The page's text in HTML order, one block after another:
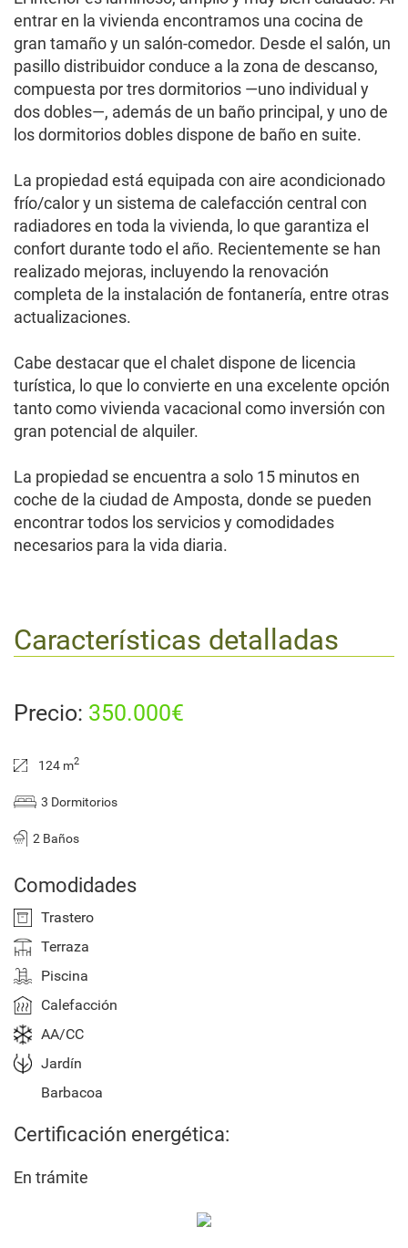
entrar en la vivienda encontramos una cocina de
gran tamaño y un salón-comedor. Desde el salón, un
pasillo distribuidor conduce a la zona de descanso,
compuesta por tres dormitorios —uno individual y
dos dobles—, además de un baño principal, y uno de
los dormitorios dobles dispone de baño en suite.
La propiedad está equipada con aire acondicionado
frío/calor y un sistema de calefacción central con
radiadores en toda la vivienda, lo que garantiza el
confort durante todo el año. Recientemente se han
realizado mejoras, incluyendo la renovación
completa de la instalación de fontanería, entre otras
actualizaciones.
Cabe destacar que el chalet dispone de licencia
turística, lo que lo convierte en una excelente opción
tanto como vivienda vacacional como inversión con
gran potencial de alquiler.
La propiedad se encuentra a solo 15 minutos en
coche de la ciudad de Amposta, donde se pueden
encontrar todos los servicios y comodidades
necesarios para la vida diaria.
Características detalladas
Precio: 350.000€
124 m2
3 Dormitorios
2 Baños
Comodidades
Trastero
Terraza
Piscina
Calefacción
AA/CC
Jardín
Barbacoa
Certificación energética:
En trámite